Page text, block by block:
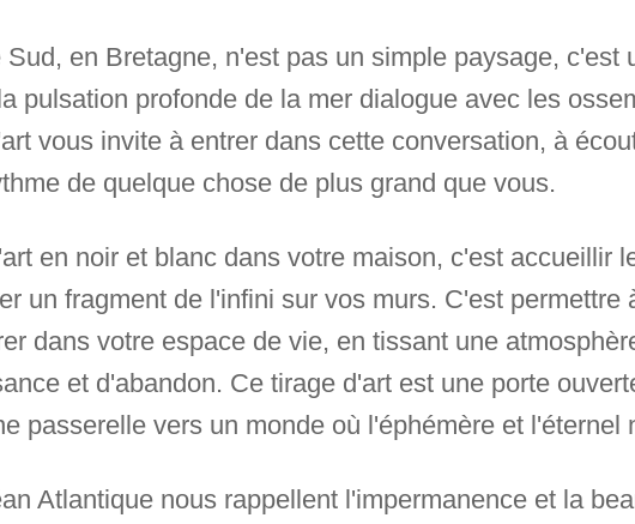
en Bretagne, n'est pas un simple paysage, c'est
pulsation profonde de la mer dialogue avec les
vous invite à entrer dans cette conversation, à
de quelque chose de plus grand que vous.
en noir et blanc dans votre maison, c'est accueillir
un fragment de l'infini sur vos murs. C'est permettre
dans votre espace de vie, en tissant une
et d'abandon. Ce tirage d'art est une porte
passerelle vers un monde où l'éphémère et l'éternel
Atlantique nous rappellent l'impermanence et la